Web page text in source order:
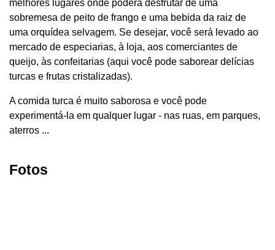
melhores lugares onde poderá desfrutar de uma
sobremesa de peito de frango e uma bebida da raiz de
uma orquídea selvagem. Se desejar, você será levado ao
mercado de especiarias, à loja, aos comerciantes de
queijo, às confeitarias (aqui você pode saborear delícias
turcas e frutas cristalizadas).
A comida turca é muito saborosa e você pode
experimentá-la em qualquer lugar - nas ruas, em parques,
aterros ...
Fotos